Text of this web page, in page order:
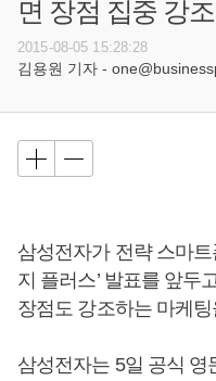
면 장점 집중 강조
2015-08-05 15:28:28
김용원 기자 -
삼성전자가 전략 스마트
지 플러스’ 발표를 앞두
장점도 강조하는 마케
삼성전자는 5일 공식